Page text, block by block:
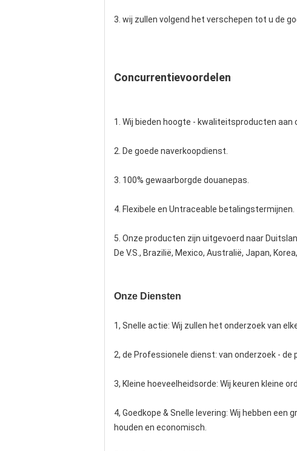
3. wij zullen volgend het verschepen tot u de
Concurrentievoordelen
1. Wij bieden hoogte - kwaliteitsproducten aan
2. De goede naverkoopdienst.
3. 100% gewaarborgde douanepas.
4. Flexibele en Untraceable betalingstermijnen.
5. Onze producten zijn uitgevoerd naar
De V.S., Brazilië, Mexico, Australië, Japan,
Onze Diensten
1, Snelle actie: Wij zullen het onderzoek van
2, de Professionele dienst: van onderzoek -
3, Kleine hoeveelheidsorde: Wij keuren kleine
4, Goedkope & Snelle levering: Wij hebben
houden en economisch.